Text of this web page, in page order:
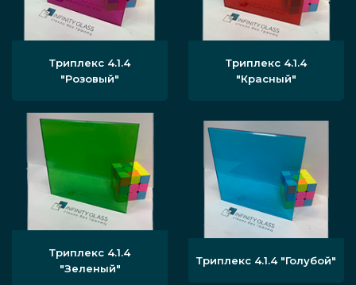
Триплекс 4.1.4
"Розовый"
Триплекс 4.1.4
"Красный"
Триплекс 4.1.4
"Зеленый"
Триплекс 4.1.4 "Голубой"